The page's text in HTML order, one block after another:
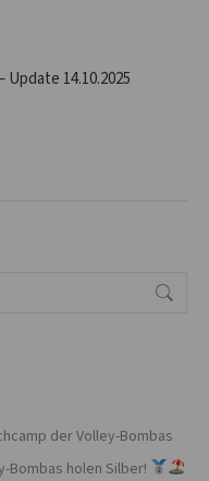
Update 14.10.2025
der Volley-Bombas
Bombas holen Silber!